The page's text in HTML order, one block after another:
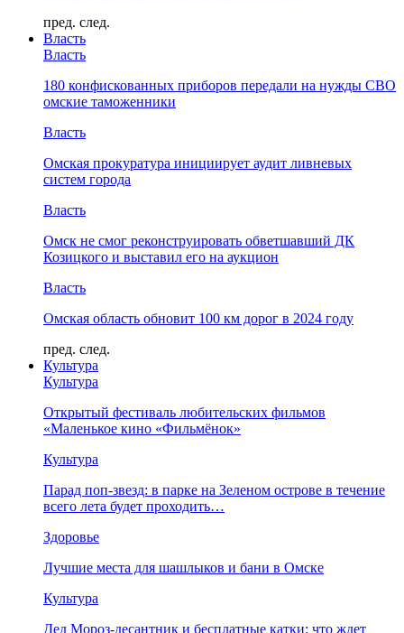
пред. след.
Власть
Власть
180 конфискованных приборов передали на нужды СВО
омские таможенники
Власть
Омская прокуратура инициирует аудит ливневых
систем города
Власть
Омск не смог реконструировать обветшавший ДК
Козицкого и выставил его на аукцион
Власть
Омская область обновит 100 км дорог в 2024 году
пред. след.
Культура
Культура
Открытый фестиваль любительских фильмов
«Маленькое кино «Фильмёнок»
Культура
Парад поп-звезд: в парке на Зеленом острове в течение
всего лета будет проходить…
Здоровье
Лучшие места для шашлыков и бани в Омске
Культура
Дед Мороз-десантник и бесплатные катки: что ждет